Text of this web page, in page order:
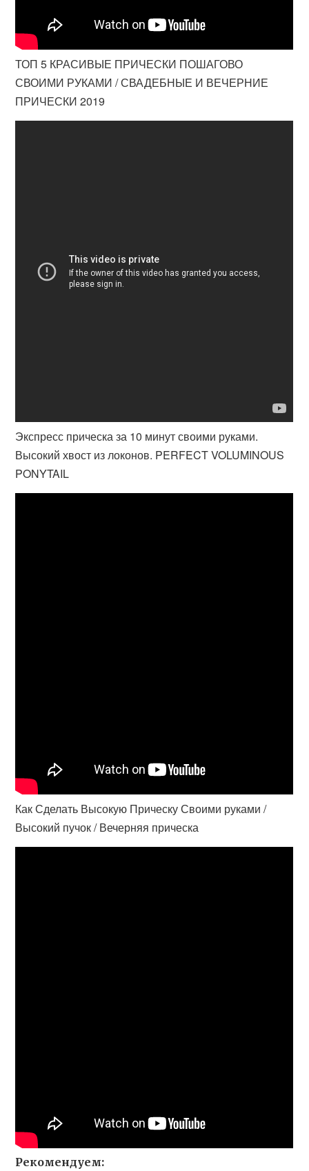
ТОП 5 КРАСИВЫЕ ПРИЧЕСКИ ПОШАГОВО
СВОИМИ РУКАМИ / СВАДЕБНЫЕ И ВЕЧЕРНИЕ
ПРИЧЕСКИ 2019
Экспресс прическа за 10 минут своими руками.
Высокий хвост из локонов. PERFECT VOLUMINOUS
PONYTAIL
Как Сделать Высокую Прическу Своими руками /
Высокий пучок / Вечерняя прическа
Рекомендуем: